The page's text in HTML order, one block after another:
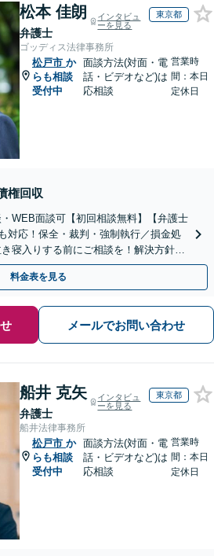
松本 佳朗
弁護士
インタビュ
ーを見る
東京都
ゴッディス法律事務所
松戸市 か
らも相談
受付中
面談方法(対面・電
話・ビデオなど)は
応相談
営業時
間：本日
定休日
権回収
・WEB面談可【初回相談無料】【弁護士
対応！保全・裁判・強制執行／損金処
寝入りする前にご相談を！解決方針は
請求された側にも対応】
料金表を見る
メールでお問い合わせ
船井 克矢
弁護士
インタビュ
ーを見る
東京都
船井法律事務所
松戸市 か
らも相談
受付中
面談方法(対面・電
話・ビデオなど)は
応相談
営業時
間：本日
定休日